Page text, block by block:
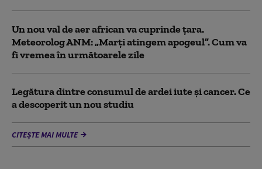
Un nou val de aer african va cuprinde țara.
Meteorolog ANM: „Marți atingem apogeul”. Cum va
fi vremea în următoarele zile
Legătura dintre consumul de ardei iute și cancer. Ce
a descoperit un nou studiu
CITEȘTE MAI MULTE